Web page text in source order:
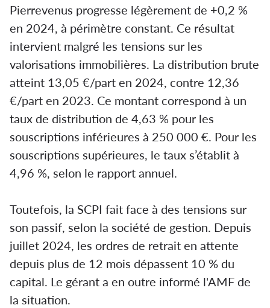
Pierrevenus progresse légèrement de +0,2 %
en 2024, à périmètre constant. Ce résultat
intervient malgré les tensions sur les
valorisations immobilières. La distribution brute
atteint 13,05 €/part en 2024, contre 12,36
€/part en 2023. Ce montant correspond à un
taux de distribution de 4,63 % pour les
souscriptions inférieures à 250 000 €. Pour les
souscriptions supérieures, le taux s’établit à
4,96 %, selon le rapport annuel.
Toutefois, la SCPI fait face à des tensions sur
son passif, selon la société de gestion. Depuis
juillet 2024, les ordres de retrait en attente
depuis plus de 12 mois dépassent 10 % du
capital. Le gérant a en outre informé l'AMF de
la situation.